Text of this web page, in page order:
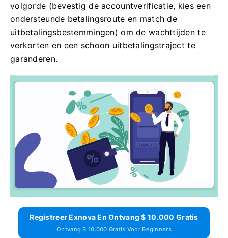
volgorde (bevestig de accountverificatie, kies een
ondersteunde betalingsroute en match de
uitbetalingsbestemmingen) om de wachttijden te
verkorten en een schoon uitbetalingstraject te
garanderen.
Registreer Exnova En Ontvang $ 10.000 Gratis
Ontvang $ 10.000 Gratis Voor Beginners